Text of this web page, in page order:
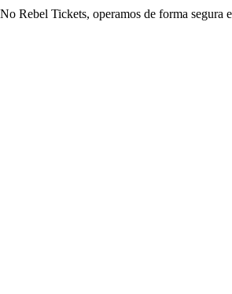
Rebel Tickets, operamos de forma segura